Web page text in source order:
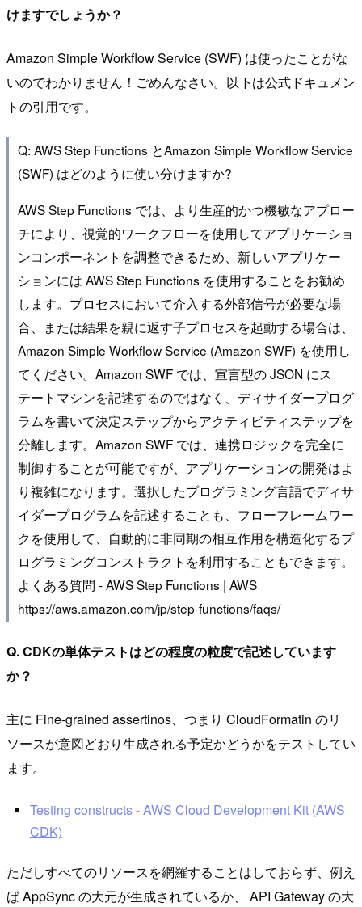
けますでしょうか？
Amazon Simple Workflow Service (SWF) は使ったことがな
いのでわかりません！ごめんなさい。以下は公式ドキュメン
トの引用です。
Q: AWS Step Functions とAmazon Simple Workflow Service
(SWF) はどのように使い分けますか?
AWS Step Functions では、より生産的かつ機敏なアプロー
チにより、視覚的ワークフローを使用してアプリケーショ
ンコンポーネントを調整できるため、新しいアプリケー
ションには AWS Step Functions を使用することをお勧め
します。プロセスにおいて介入する外部信号が必要な場
合、または結果を親に返す子プロセスを起動する場合は、
Amazon Simple Workflow Service (Amazon SWF) を使用し
てください。Amazon SWF では、宣言型の JSON にス
テートマシンを記述するのではなく、ディサイダープログ
ラムを書いて決定ステップからアクティビティステップを
分離します。Amazon SWF では、連携ロジックを完全に
制御することが可能ですが、アプリケーションの開発はよ
り複雑になります。選択したプログラミング言語でディサ
イダープログラムを記述することも、フローフレームワー
クを使用して、自動的に非同期の相互作用を構造化するプ
ログラミングコンストラクトを利用することもできます。
よくある質問 - AWS Step Functions | AWS
https://aws.amazon.com/jp/step-functions/faqs/
Q. CDKの単体テストはどの程度の粒度で記述しています
か？
主に Fine-grained assertinos、つまり CloudFormatin のリ
ソースが意図どおり生成される予定かどうかをテストしてい
ます。
Testing constructs - AWS Cloud Development Kit (AWS
CDK)
ただしすべてのリソースを網羅することはしておらず、例え
ば AppSync の大元が生成されているか、 API Gateway の大